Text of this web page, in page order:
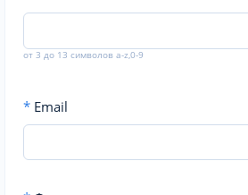
от 3 до 13 символов a-z,0-9
* Email